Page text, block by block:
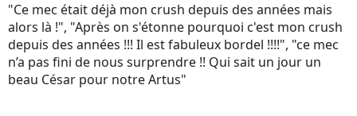
"Ce mec était déjà mon crush depuis des années mais
alors là !", "Après on s'étonne pourquoi c'est mon crush
depuis des années !!! Il est fabuleux bordel !!!!", "ce mec
n’a pas fini de nous surprendre !! Qui sait un jour un
beau César pour notre Artus"